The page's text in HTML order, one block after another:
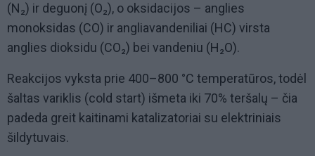
(N₂) ir deguonį (O₂), o oksidacijos – anglies
monoksidas (CO) ir angliavandeniliai (HC) virsta
anglies dioksidu (CO₂) bei vandeniu (H₂O).
Reakcijos vyksta prie 400–800 °C temperatūros, todėl
šaltas variklis (cold start) išmeta iki 70% teršalų – čia
padeda greit kaitinami katalizatoriai su elektriniais
šildytuvais.